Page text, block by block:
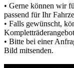
• Gerne können wir
passend für Ihr
• Falls gewünscht,
• Bitte bei einer
Bild mitsenden.